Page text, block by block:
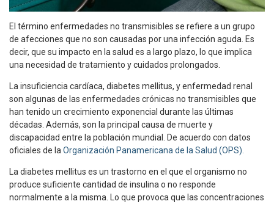
El término enfermedades no transmisibles se refiere a un grupo
de afecciones que no son causadas por una infección aguda. Es
decir, que su impacto en la salud es a largo plazo, lo que implica
una necesidad de tratamiento y cuidados prolongados.
La insuficiencia cardíaca, diabetes mellitus, y enfermedad renal
son algunas de las enfermedades crónicas no transmisibles que
han tenido un crecimiento exponencial durante las últimas
décadas. Además, son la principal causa de muerte y
discapacidad entre la población mundial. De acuerdo con datos
oficiales de la Organización Panamericana de la Salud (OPS).
La diabetes mellitus es un trastorno en el que el organismo no
produce suficiente cantidad de insulina o no responde
normalmente a la misma. Lo que provoca que las concentraciones